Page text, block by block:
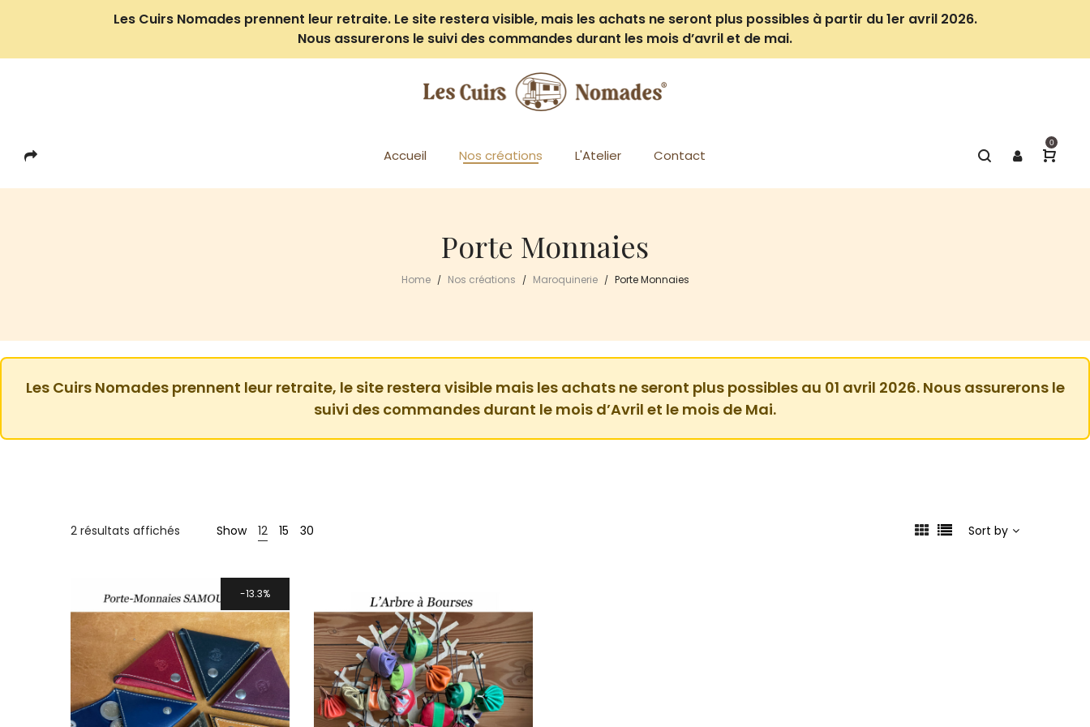
Les Cuirs Nomades prennent leur retraite. Le site restera visible, mais les achats ne seront plus possibles à partir du 1er avril 2026.
Nous assurerons le suivi des commandes durant les mois d’avril et de mai.
Accueil Nos créations L'Atelier Contact
0
Porte Monnaies
Home / Nos créations / Maroquinerie / Porte Monnaies
Les Cuirs Nomades prennent leur retraite, le site restera visible mais les achats ne seront plus possibles au 01 avril 2026. Nous assurerons le
suivi des commandes durant le mois d’Avril et le mois de Mai.
2 résultats affichés Show 12 15 30 Sort by
13.3%